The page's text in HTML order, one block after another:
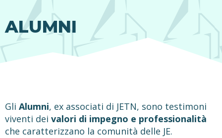
ALUMNI
Gli Alumni, ex associati di JETN, sono testimoni
viventi dei valori di impegno e professionalità
che caratterizzano la comunità delle JE.